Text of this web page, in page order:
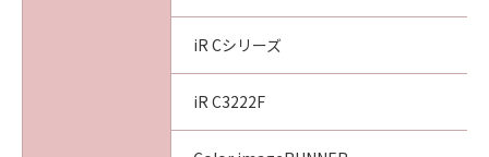
iR Cシリーズ
iR C3222F